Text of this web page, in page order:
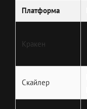
Платформа
Кракен
Скайлер